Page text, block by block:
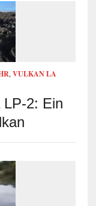
,VULKAN LA
2: Ein